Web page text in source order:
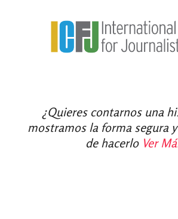
¿Quieres contarnos una
mostramos la forma segura
de hacerlo Ver